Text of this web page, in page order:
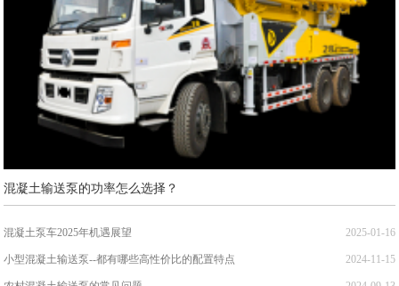
混凝土输送泵的功率怎么选择？
2025-01-16
混凝土泵车2025年机遇展望
2024-11-15
小型混凝土输送泵--都有哪些高性价比的配置特点